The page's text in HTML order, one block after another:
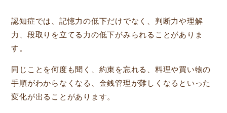
認知症では、記憶力の低下だけでなく、判断力や理解
力、段取りを立てる力の低下がみられることがありま
す。
同じことを何度も聞く、約束を忘れる、料理や買い物の
手順がわからなくなる、金銭管理が難しくなるといった
変化が出ることがあります。